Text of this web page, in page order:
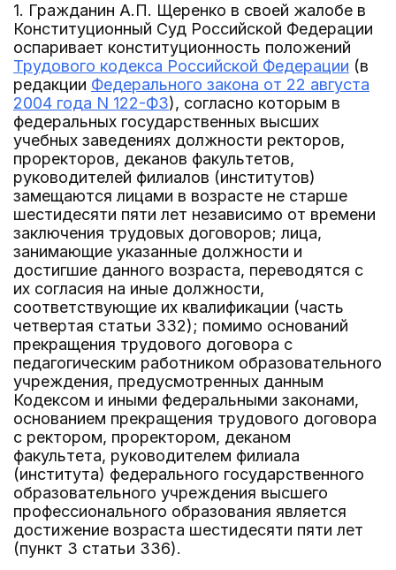
1. Гражданин А.П. Щеренко в своей жалобе в
Конституционный Суд Российской Федерации
оспаривает конституционность положений
Трудового кодекса Российской Федерации (в
редакции Федерального закона от 22 августа
2004 года N 122-ФЗ), согласно которым в
федеральных государственных высших
учебных заведениях должности ректоров,
проректоров, деканов факультетов,
руководителей филиалов (институтов)
замещаются лицами в возрасте не старше
шестидесяти пяти лет независимо от времени
заключения трудовых договоров; лица,
занимающие указанные должности и
достигшие данного возраста, переводятся с
их согласия на иные должности,
соответствующие их квалификации (часть
четвертая статьи 332); помимо оснований
прекращения трудового договора с
педагогическим работником образовательного
учреждения, предусмотренных данным
Кодексом и иными федеральными законами,
основанием прекращения трудового договора
с ректором, проректором, деканом
факультета, руководителем филиала
(института) федерального государственного
образовательного учреждения высшего
профессионального образования является
достижение возраста шестидесяти пяти лет
(пункт 3 статьи 336).